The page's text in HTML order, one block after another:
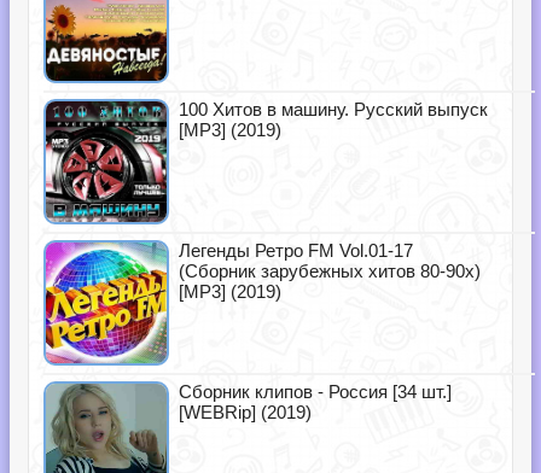
100 Хитов в машину. Русский выпуск
[MP3] (2019)
Легенды Ретро FM Vol.01-17
(Сборник зарубежных хитов 80-90х)
[MP3] (2019)
Сборник клипов - Россия [34 шт.]
[WEBRip] (2019)